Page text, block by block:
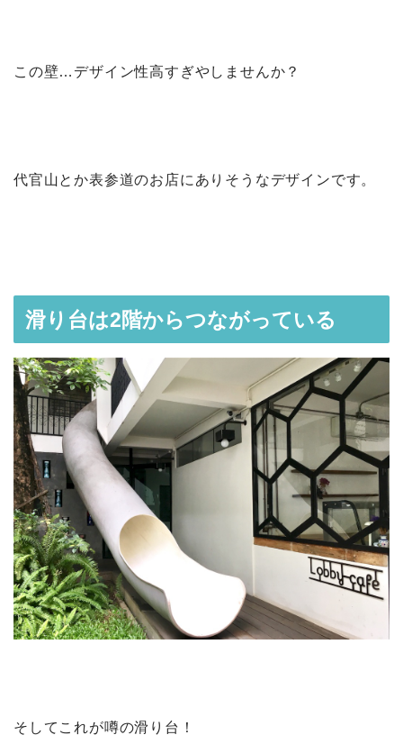
この壁…デザイン性高すぎやしませんか？
代官山とか表参道のお店にありそうなデザインです。
滑り台は2階からつながっている
そしてこれが噂の滑り台！